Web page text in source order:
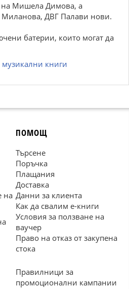
на Мишела Димова, а
Миланова, ДВГ Палави нови.
батерии, които могат да
музикални книги
на
ПОМОЩ
Търсене
Поръчка
Плащания
Доставка
Данни за клиента
Как да свалим е-книги
Условия за ползване на
ваучер
Право на отказ от закупена
стока
Правилници за
промоционални кампании